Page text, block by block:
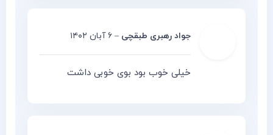
جواد رهبری طبقچی – ۶ آبان ۱۴۰۲
خیلی خوب بود بوی خوبی داشت